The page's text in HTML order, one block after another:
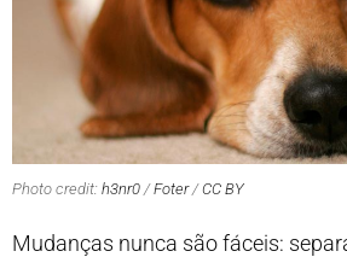
Photo credit: h3nr0 /Foter/CC BY
Mudanças nunca são fáceis: